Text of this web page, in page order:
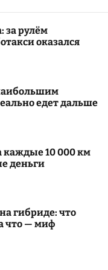
o
r
за рулём
оказался
едет дальше
каждые 10 000 км
деньги
гибриде: что
что — миф